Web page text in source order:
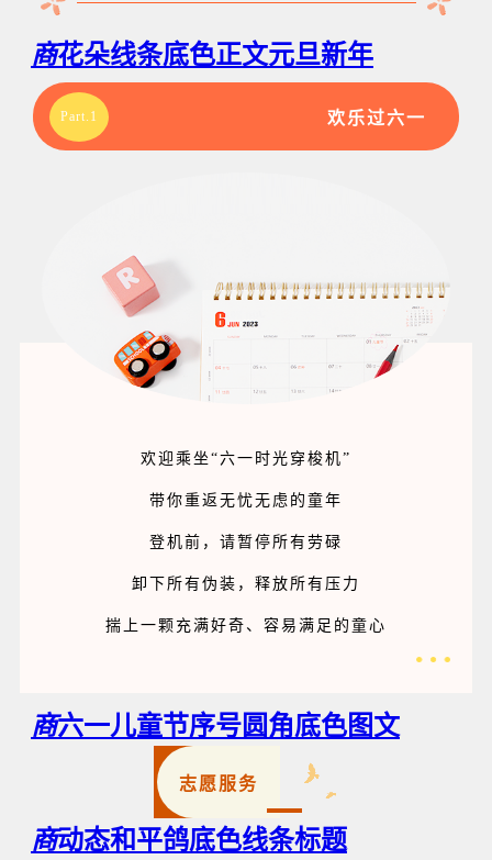
商花朵线条底色正文元旦新年
Part.1 欢乐过六一
欢迎乘坐“六一时光穿梭机”
带你重返无忧无虑的童年
登机前，请暂停所有劳碌
卸下所有伪装，释放所有压力
揣上一颗充满好奇、容易满足的童心
商六一儿童节序号圆角底色图文
志愿服务
商动态和平鸽底色线条标题